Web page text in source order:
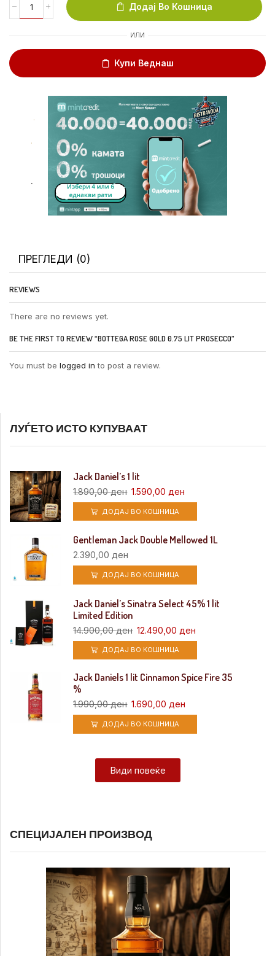
Додај Во Кошница
ИЛИ
Купи Веднаш
.
.
.
ПРЕГЛЕДИ (0)
REVIEWS
There are no reviews yet.
BE THE FIRST TO REVIEW “BOTTEGA ROSE GOLD 0.75 LIT PROSECCO”
You must be logged in to post a review.
ЛУЃЕТО ИСТО КУПУВААТ
Jack Daniel’s 1 lit
1.890,00ден 1.590,00 ден
ДОДАЈ ВО КОШНИЦА
Gentleman Jack Double Mellowed 1L
2.390,00 ден
ДОДАЈ ВО КОШНИЦА
Jack Daniel’s Sinatra Select 45% 1 lit
Limited Edition
14.900,00ден 12.490,00 ден
ДОДАЈ ВО КОШНИЦА
Jack Daniels 1 lit Cinnamon Spice Fire 35
%
1.990,00ден 1.690,00 ден
ДОДАЈ ВО КОШНИЦА
Види повеќе
СПЕЦИЈАЛЕН ПРОИЗВОД